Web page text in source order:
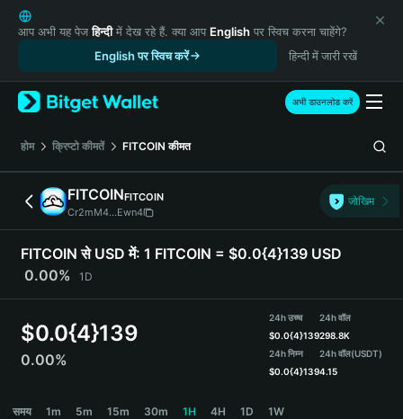
English
日本語
Русский
Español (Latinoamérica)
Türkçe
Italiano
Deutsch
简体中文
繁體中文
Português (Portugal)
Bahasa Indonesia
Español
आप अभी यह पेजहिन्दीमें देख रहे हैं. क्या आप English पर स्विच करना चाहेंगे?
English पर स्विच करें
हिन्दी में जारी रखें
अभी डाउनलोड करें
होम क्रिप्टो कीमतें FITCOIN कीमत
FITCOINFITCOIN
Cr2mM4...Ewn4
जोखिम
FITCOIN से USD में: 1 FITCOIN = $0.0{4}139 USD
0.00%
1D
$0.0{4}139
0.00%
24h उच्च
$0.0{4}139
24h निम्न
$0.0{4}139
24h वॉल
298.8K
24h वॉल(USDT)
4.15
समय 1m 5m 15m 30m 1H 4H 1D 1W